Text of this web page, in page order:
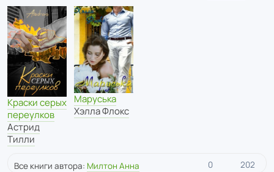
Краски серых
переулков
Астрид
Тилли
Маруська
Хэлла Флокс
Все книги автора: Милтон Анна 0 202